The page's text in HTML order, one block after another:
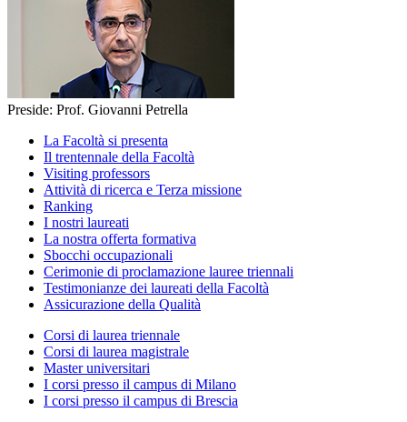
Preside: Prof. Giovanni Petrella
La Facoltà si presenta
Il trentennale della Facoltà
Visiting professors
Attività di ricerca e Terza missione
Ranking
I nostri laureati
La nostra offerta formativa
Sbocchi occupazionali
Cerimonie di proclamazione lauree triennali
Testimonianze dei laureati della Facoltà
Assicurazione della Qualità
Corsi di laurea triennale
Corsi di laurea magistrale
Master universitari
I corsi presso il campus di Milano
I corsi presso il campus di Brescia